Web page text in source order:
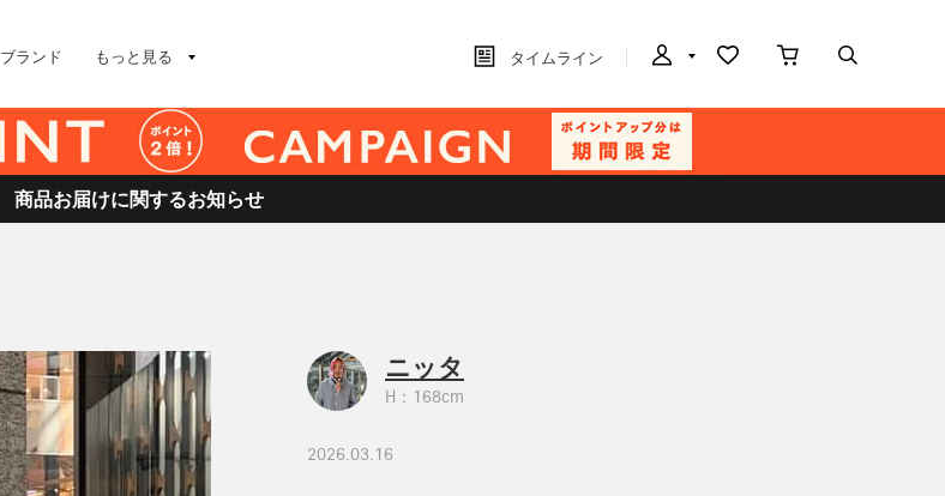
ブランド もっと見る タイムライン
商品お届けに関するお知らせ
ニッタ
H：168cm
2026.03.16